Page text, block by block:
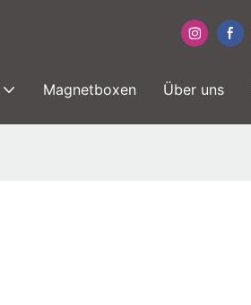
Magnetboxen Über uns